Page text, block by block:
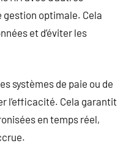
gestion optimale. Cela
et d’éviter les
systèmes de paie ou de
l’efficacité. Cela garantit
en temps réel,